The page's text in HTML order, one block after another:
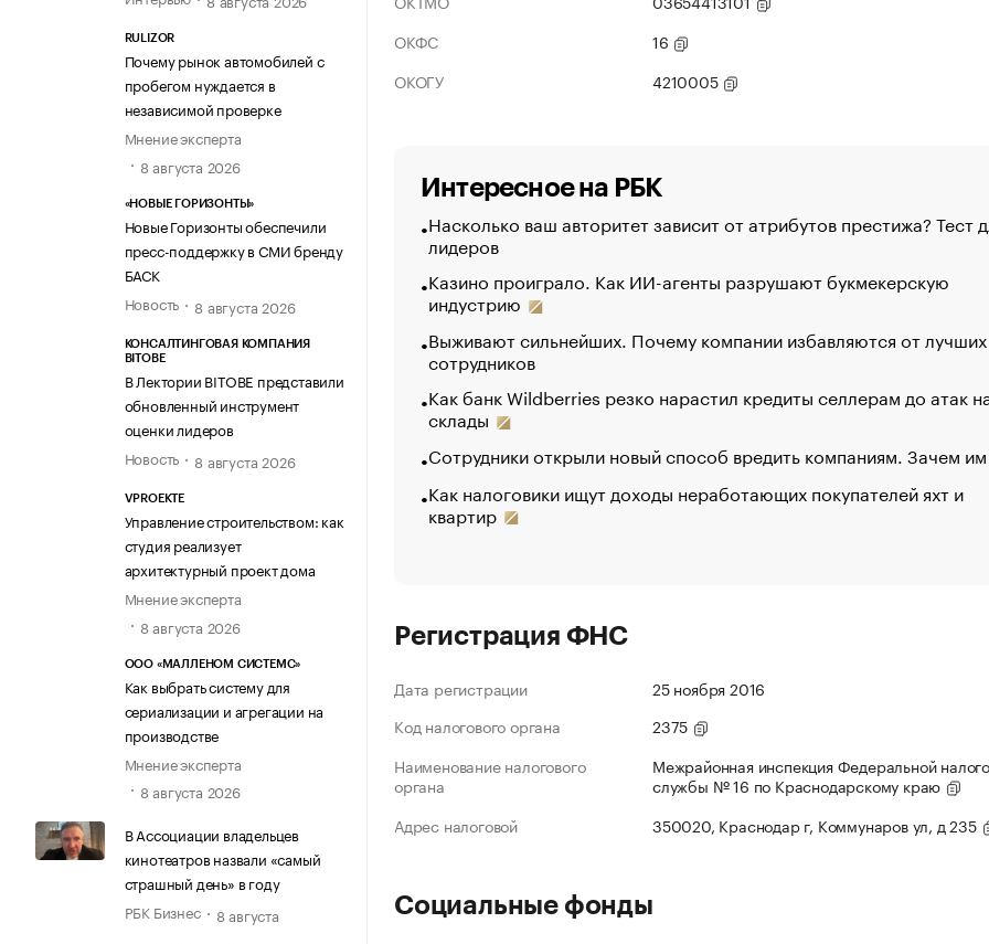
RULIZOR
Почему рынок автомобилей с
пробегом нуждается в
независимой проверке
Мнение эксперта
8 августа 2026
«НОВЫЕ ГОРИЗОНТЫ»
Новые Горизонты обеспечили
пресс-поддержку в СМИ бренду
БАСК
Новость
8 августа 2026
КОНСАЛТИНГОВАЯ КОМПАНИЯ
BITOBE
В Лектории BITOBE представили
обновленный инструмент
оценки лидеров
Новость
8 августа 2026
VPROEKTE
Управление строительством: как
студия реализует
архитектурный проект дома
Мнение эксперта
8 августа 2026
ООО «МАЛЛЕНОМ СИСТЕМС»
Как выбрать систему для
сериализации и агрегации на
производстве
Мнение эксперта
8 августа 2026
В Ассоциации владельцев
кинотеатров назвали «самый
страшный день» в году
РБК Бизнес
8 августа
ОКФС
16
ОКОГУ
4210005
Интересное на РБК
Насколько ваш авторитет зависит от атрибутов престижа? Тест
лидеров
Казино проиграло. Как ИИ-агенты разрушают букмекерскую
индустрию
Выживают сильнейших. Почему компании избавляются от лучших
сотрудников
Как банк Wildberries резко нарастил кредиты селлерам до атак
склады
Сотрудники открыли новый способ вредить компаниям. Зачем
Как налоговики ищут доходы неработающих покупателей яхт и
квартир
Регистрация ФНС
Дата регистрации
25 ноября 2016
Код налогового органа
2375
Наименование налогового
органа
Межрайонная инспекция Федеральной
службы № 16 по Краснодарскому краю
Адрес налоговой
350020, Краснодар г, Коммунаров ул, д 235
Социальные фонды